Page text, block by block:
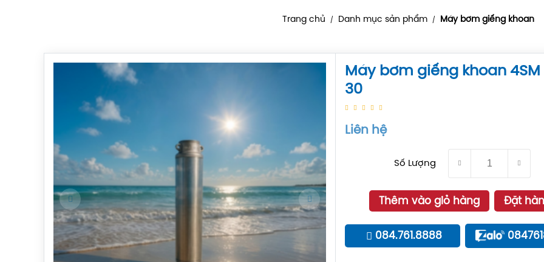
Trang chủ / Danh mục sản phẩm / Máy bơm giếng khoan
Máy bơm giếng khoan 4SM
30
Liên hệ
Số Lượng
Thêm vào giỏ hàng Đặt
084.761.8888